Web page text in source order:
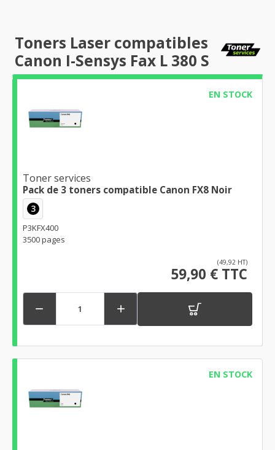
Toners Laser compatibles
Canon I-Sensys Fax L 380 S
EN STOCK
Toner services
Pack de 3 toners compatible Canon FX8 Noir
3
P3KFX400
3500 pages
(49,92 HT)
59,90 € TTC
 
EN STOCK